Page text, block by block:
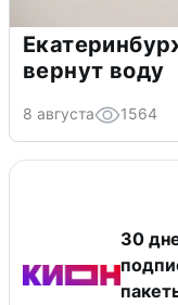
вернут воду
8 августа 1564
30